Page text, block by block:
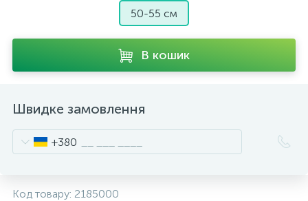
50-55 см
В кошик
Швидке замовлення
+380
Код товару: 2185000